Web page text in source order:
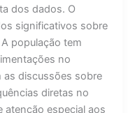
dos dados. O
significativos sobre
população tem
no
as discussões sobre
diretas no
atenção especial aos